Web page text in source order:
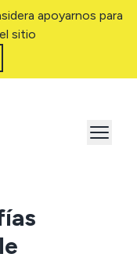
apoyarnos para
sitio